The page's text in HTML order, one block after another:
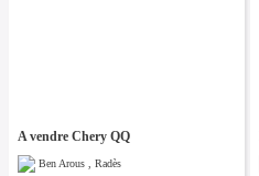
A vendre Chery QQ
Ben Arous , Radès